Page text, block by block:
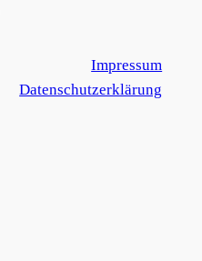
Impressum
Datenschutzerklärung